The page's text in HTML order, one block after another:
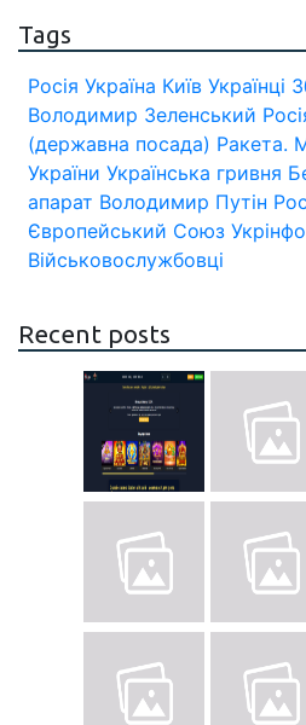
Tags
Росія Україна Київ Українці
Володимир Зеленський
(державна посада) Ракета.
України Українська гривня
апарат Володимир Путін
Європейський Союз
Військовослужбовці
Recent posts